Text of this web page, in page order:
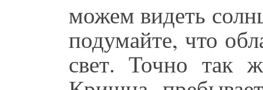
можем видеть
подумайте, что
свет. Точно так